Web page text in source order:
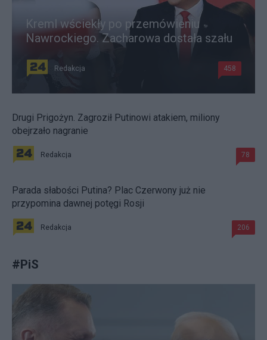
Kreml wściekły po przemówieniu
Nawrockiego. Zacharowa dostała szału
Redakcja 458
Drugi Prigożyn. Zagroził Putinowi atakiem, miliony
obejrzało nagranie
Redakcja 78
Parada słabości Putina? Plac Czerwony już nie
przypomina dawnej potęgi Rosji
Redakcja 206
#PiS